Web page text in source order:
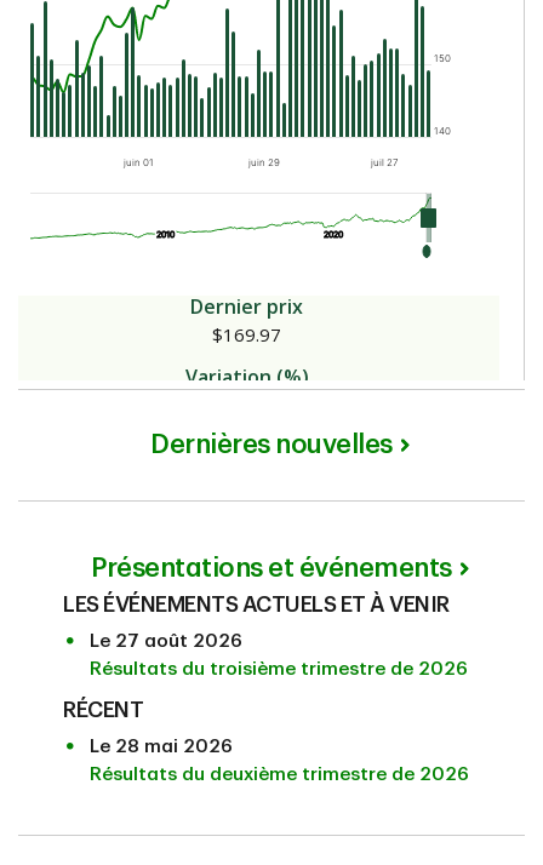
Dernières nouvelles
Présentations et événements
LES ÉVÉNEMENTS ACTUELS ET À VENIR
Le 27 août 2026
Résultats du troisième trimestre de 2026
RÉCENT
Le 28 mai 2026
Résultats du deuxième trimestre de 2026